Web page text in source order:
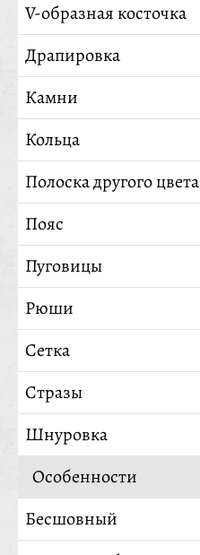
V-образная косточка
Драпировка
Камни
Кольца
Полоска другого цвета
Пояс
Пуговицы
Рюши
Сетка
Стразы
Шнуровка
Особенности
Бесшовный